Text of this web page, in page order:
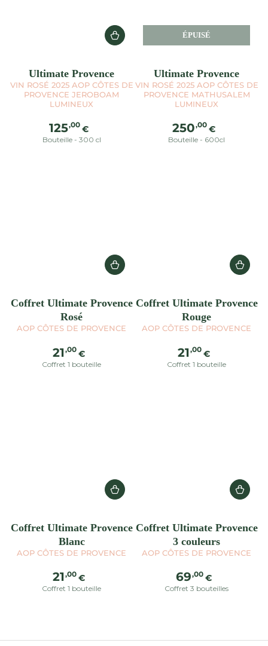
Ultimate Provence
VIN ROSÉ 2025 AOP CÔTES DE
PROVENCE JEROBOAM
LUMINEUX
Prix
normal
125,00 €
Bouteille - 300 cl
Ultimate Provence
VIN ROSÉ 2025 AOP CÔTES DE
PROVENCE MATHUSALEM
LUMINEUX
Prix
normal
250,00 €
Bouteille - 600cl
ÉPUISÉ
Coffret Ultimate Provence
Rosé
AOP CÔTES DE PROVENCE
Prix
normal
21,00 €
Coffret 1 bouteille
Coffret Ultimate Provence
Rouge
AOP CÔTES DE PROVENCE
Prix
normal
21,00 €
Coffret 1 bouteille
Coffret Ultimate Provence
Blanc
AOP CÔTES DE PROVENCE
Prix
normal
21,00 €
Coffret 1 bouteille
Coffret Ultimate Provence
3 couleurs
AOP CÔTES DE PROVENCE
Prix
normal
69,00 €
Coffret 3 bouteilles